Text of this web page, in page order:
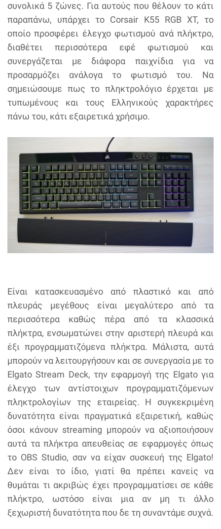
συνολικά 5 ζώνες. Για αυτούς που θέλουν το κάτι
παραπάνω, υπάρχει το Corsair K55 RGB XT, το
οποίο προσφέρει έλεγχο φωτισμού ανά πλήκτρο,
διαθέτει περισσότερα εφέ φωτισμού και
συνεργάζεται με διάφορα παιχνίδια για να
προσαρμόζει ανάλογα το φωτισμό του. Να
σημειώσουμε πως το πληκτρολόγιο έρχεται με
τυπωμένους και τους Ελληνικούς χαρακτήρες
πάνω του, κάτι εξαιρετικά χρήσιμο.
Είναι κατασκευασμένο από πλαστικό και από
πλευράς μεγέθους είναι μεγαλύτερο από τα
περισσότερα καθώς πέρα από τα κλασσικά
πλήκτρα, ενσωματώνει στην αριστερή πλευρά και
έξι προγραμματιζόμενα πλήκτρα. Μάλιστα, αυτά
μπορούν να λειτουργήσουν και σε συνεργασία με το
Elgato Stream Deck, την εφαρμογή της Elgato για
έλεγχο των αντίστοιχων προγραμματιζόμενων
πληκτρολογίων της εταιρείας. Η συγκεκριμένη
δυνατότητα είναι πραγματικά εξαιρετική, καθώς
όσοι κάνουν streaming μπορούν να αξιοποιήσουν
αυτά τα πλήκτρα απευθείας σε εφαρμογές όπως
το OBS Studio, σαν να είχαν συσκευή της Elgato!
Δεν είναι το ίδιο, γιατί θα πρέπει κανείς να
θυμάται τι ακριβώς έχει προγραμματίσει σε κάθε
πλήκτρο, ωστόσο είναι μια αν μη τι άλλο
ξεχωριστή δυνατότητα που δε τη συναντάμε συχνά.